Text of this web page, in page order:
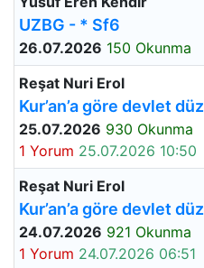
UZBG - * Sf6
26.07.2026 150 Okunma
Reşat Nuri Erol
Kur’an’a göre devlet
25.07.2026 930 Okunma
1 Yorum 25.07.2026 10:50
Reşat Nuri Erol
Kur’an’a göre devlet
24.07.2026 921 Okunma
1 Yorum 24.07.2026 06:51